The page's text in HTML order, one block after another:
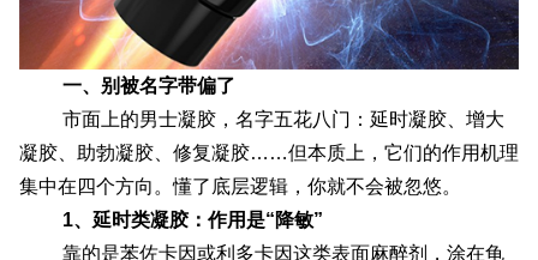
一、别被名字带偏了
市面上的男士凝胶，名字五花八门：延时凝胶、增大
凝胶、助勃凝胶、修复凝胶……但本质上，它们的作用机理
集中在四个方向。懂了底层逻辑，你就不会被忽悠。
1、延时类凝胶：作用是“降敏”
靠的是苯佐卡因或利多卡因这类表面麻醉剂，涂在龟